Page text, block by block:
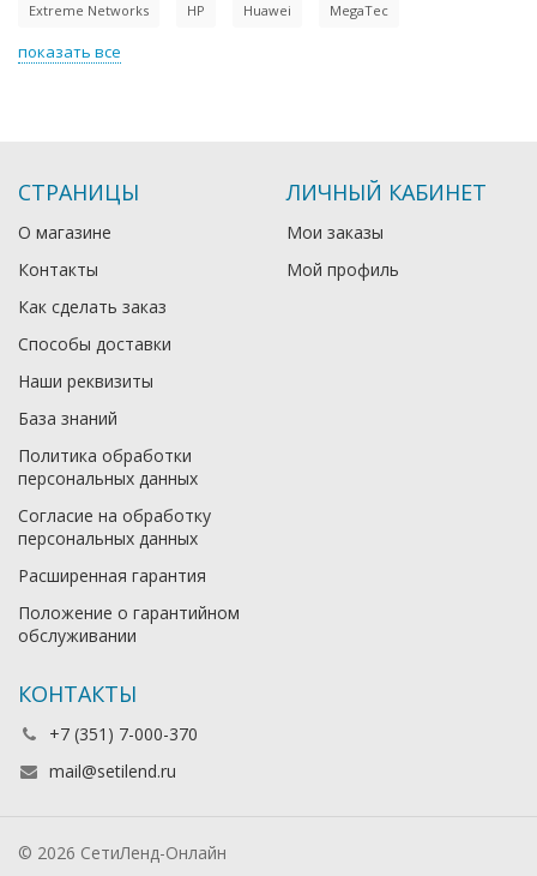
Extreme Networks HP Huawei MegaTec
показать все
СТРАНИЦЫ
О магазине
Контакты
Как сделать заказ
Способы доставки
Наши реквизиты
База знаний
Политика обработки
персональных данных
Согласие на обработку
персональных данных
Расширенная гарантия
Положение о гарантийном
обслуживании
ЛИЧНЫЙ КАБИНЕТ
Мои заказы
Мой профиль
КОНТАКТЫ
+7 (351) 7-000-370
mail@setilend.ru
© 2026 СетиЛенд-Онлайн